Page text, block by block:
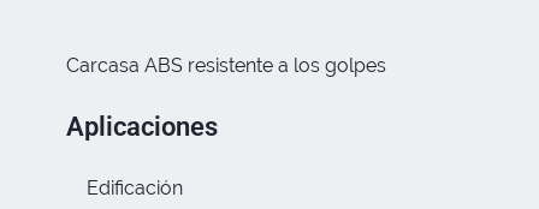
Carcasa ABS resistente a los golpes
Aplicaciones
Edificación